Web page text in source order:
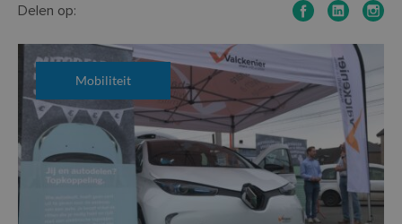
Delen op:
Mobiliteit